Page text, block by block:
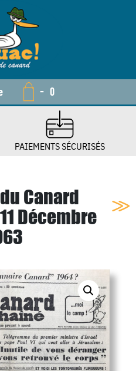
- 0
PAIEMENTS SÉCURISÉS
Canard
Décembre